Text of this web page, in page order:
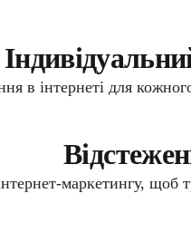
в інтернеті для
маркетингу,